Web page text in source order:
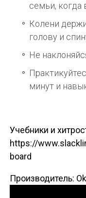
семьи, когда
Колени
голову и
Не
минут и
Учебники и
https://
board
Производитель: